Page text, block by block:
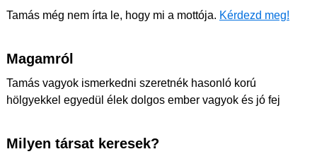
Tamás még nem írta le, hogy mi a mottója. Kérdezd meg!
Magamról
Tamás vagyok ismerkedni szeretnék hasonló korú
hölgyekkel egyedül élek dolgos ember vagyok és jó fej
Milyen társat keresek?